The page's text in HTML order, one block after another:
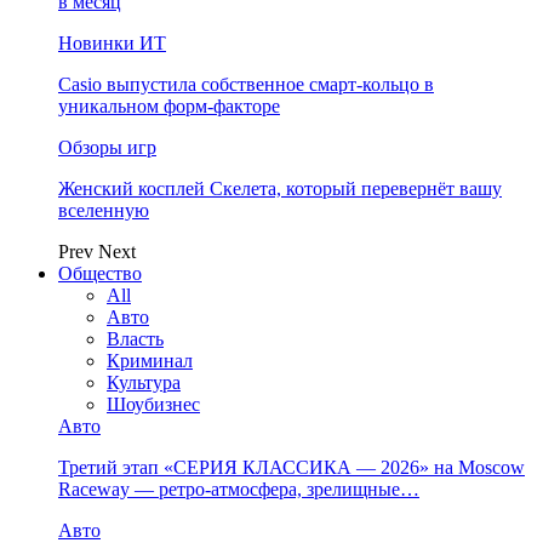
Новинки ИТ
Casio выпустила собственное смарт-кольцо в
уникальном форм-факторе
Обзоры игр
Женский косплей Скелета, который перевернёт вашу
вселенную
Prev Next
Общество
All
Авто
Власть
Криминал
Культура
Шоубизнес
Авто
Третий этап «СЕРИЯ КЛАССИКА — 2026» на Moscow
Raceway — ретро‑атмосфера, зрелищные…
Авто